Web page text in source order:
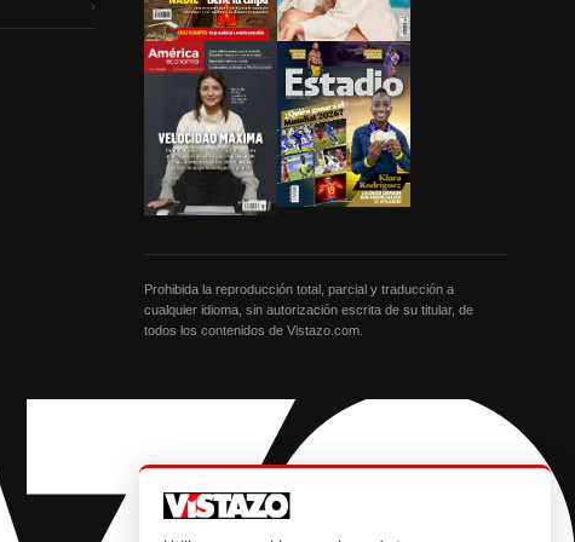
›
Prohibida la reproducción total, parcial y traducción a
cualquier idioma, sin autorización escrita de su titular, de
todos los contenidos de Vistazo.com.